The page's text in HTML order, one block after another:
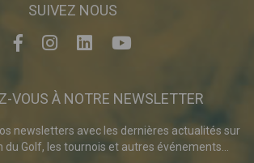
SUIVEZ NOUS
VOUS À NOTRE NEWSLETTER
newsletters avec les dernières actualités sur
du Golf, les tournois et autres événements...